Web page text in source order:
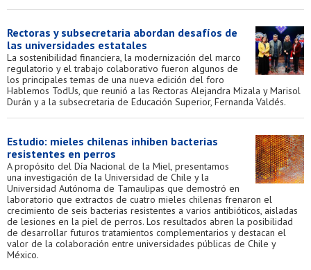
Rectoras y subsecretaria abordan desafíos de
las universidades estatales
La sostenibilidad financiera, la modernización del marco
regulatorio y el trabajo colaborativo fueron algunos de
los principales temas de una nueva edición del foro
Hablemos TodUs, que reunió a las Rectoras Alejandra Mizala y Marisol
Durán y a la subsecretaria de Educación Superior, Fernanda Valdés.
Estudio: mieles chilenas inhiben bacterias
resistentes en perros
A propósito del Día Nacional de la Miel, presentamos
una investigación de la Universidad de Chile y la
Universidad Autónoma de Tamaulipas que demostró en
laboratorio que extractos de cuatro mieles chilenas frenaron el
crecimiento de seis bacterias resistentes a varios antibióticos, aisladas
de lesiones en la piel de perros. Los resultados abren la posibilidad
de desarrollar futuros tratamientos complementarios y destacan el
valor de la colaboración entre universidades públicas de Chile y
México.